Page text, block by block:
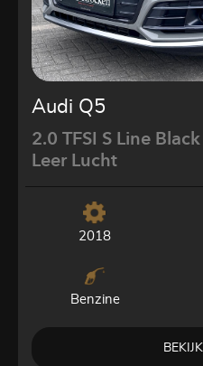
Audi Q5
2.0 TFSI S Line
Leer Lucht
2018
Benzine